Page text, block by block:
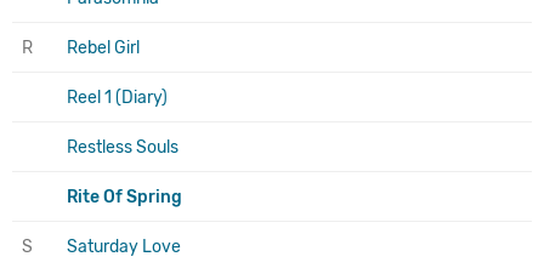
R Rebel Girl
Reel 1 (Diary)
Restless Souls
Rite Of Spring
S Saturday Love